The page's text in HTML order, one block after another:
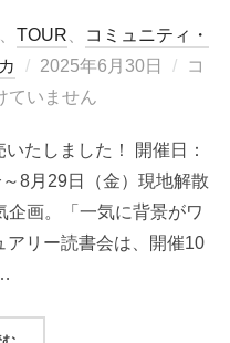
TOUR
コミュニティ・
投
稿
2025年6月30日
コ
ていません
たしました！ 開催日：
8月29日（金）現地解散
企画。「一気に背景がワ
アリー読書会は、開催10
“＜ツアー＞【催行決定！】五感